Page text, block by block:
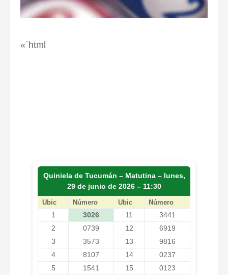
«`html
Quiniela de Tucumán – Matutina – lunes,
29 de junio de 2026 – 11:30
Ubic Número Ubic Número
1 3026 11
3441
2
0739 12
6919
3
3573 13
9816
4
8107 14
0237
5
1541 15
0123